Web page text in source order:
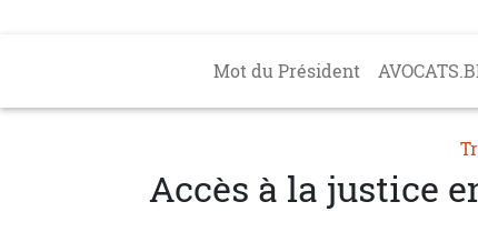
Main navigation
Mot du Président
Accès à la justice